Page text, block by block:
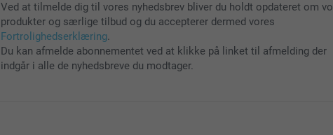
Ved at tilmelde dig til vores nyhedsbrev bliver du holdt opdateret om
produkter og særlige tilbud og du accepterer dermed vores
Fortrolighedserklæring.
Du kan afmelde abonnementet ved at klikke på linket til afmelding der
indgår i alle de nyhedsbreve du modtager.